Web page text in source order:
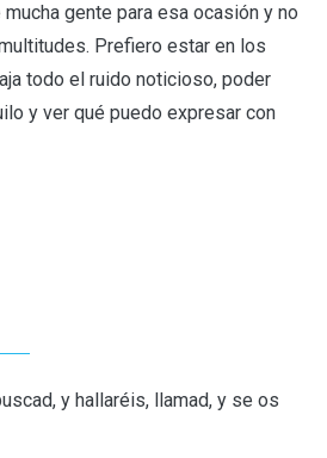
gente para esa ocasión y no
Prefiero estar en los
todo el ruido noticioso, poder
y ver qué puedo expresar con
y hallaréis, llamad, y se os